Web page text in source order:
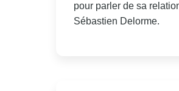
pour parler de sa
Sébastien Delorme.